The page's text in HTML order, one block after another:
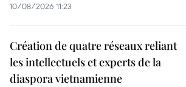
10/08/2026 11:23
Création de quatre réseaux reliant
les intellectuels et experts de la
diaspora vietnamienne